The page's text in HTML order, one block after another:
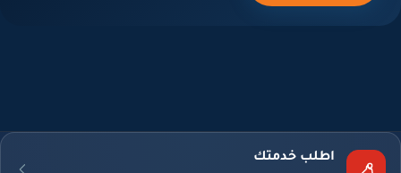
اطلب خدمتك